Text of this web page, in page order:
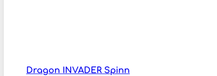
Dragon INVADER Spinn